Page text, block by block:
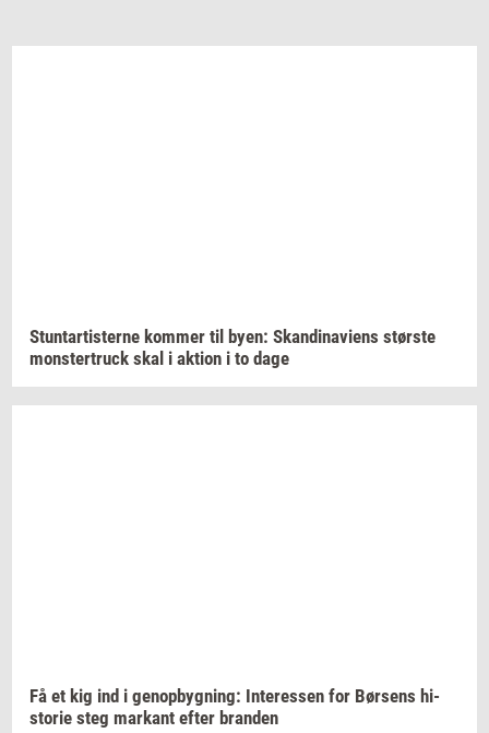
Stun­tar­ti­ster­ne kom­mer til byen: Skan­di­navi­ens stør­ste
monster­truck skal i ak­tion i to dage
Få et kig ind i genop­byg­ning: In­ter­es­sen for Bør­sens hi­
sto­rie steg mar­kant efter bran­den